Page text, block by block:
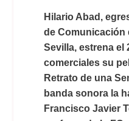
Hilario Abad,
de Comunicación
Sevilla, estrena el
comerciales su
Retrato de una
banda sonora la
Francisco Javier